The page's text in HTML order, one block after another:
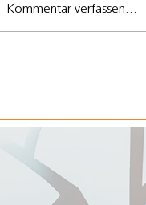
Kommentar verfassen...